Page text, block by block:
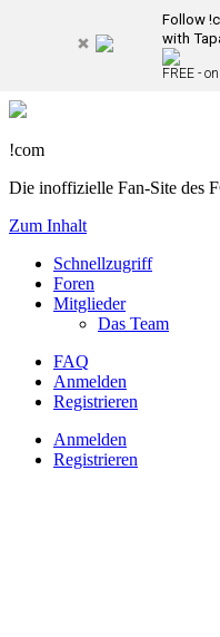
Follow
with
FREE -
!com
Die inoffizielle Fan-Site des
Zum Inhalt
Schnellzugriff
Foren
Mitglieder
Das Team
FAQ
Anmelden
Registrieren
Anmelden
Registrieren